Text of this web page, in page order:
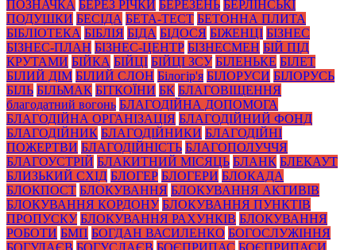
ПОЗНАЧКА БЕРЕЗ РІЧКИ БЕРЕЗЕНЬ БЕРЛІНСЬКІ
ПОДУШКИ БЕСІДА БЕТА-ТЕСТ БЕТОННА ПЛИТА
БІБЛІОТЕКА БІБЛІЯ БІДА БІДОСЯ БІЖЕНЦІ БІЗНЕС
БІЗНЕС-ПЛАН БІЗНЕС-ЦЕНТР БІЗНЕСМЕН БІЙ ПІД
КРУТАМИ БІЙКА БІЙЦІ БІЙЦІ ЗСУ БІЛЕНЬКЕ БІЛЕТ
БІЛИЙ ДІМ БІЛИЙ СЛОН Білогір'я БІЛОРУСИ БІЛОРУСЬ
БІЛЬ БІЛЬМАК БІТКОЇНИ БК БЛАГОВІЩЕННЯ
благодатний вогонь БЛАГОДІЙНА ДОПОМОГА
БЛАГОДІЙНА ОРГАНІЗАЦІЯ БЛАГОДІЙНИЙ ФОНД
БЛАГОДІЙНИК БЛАГОДІЙНИКИ БЛАГОДІЙНІ
ПОЖЕРТВИ БЛАГОДІЙНІСТЬ БЛАГОПОЛУЧЧЯ
БЛАГОУСТРІЙ БЛАКИТНИЙ МІСЯЦЬ БЛАНК БЛЕКАУТ
БЛИЗЬКИЙ СХІД БЛОГЕР БЛОГЕРИ БЛОКАДА
БЛОКПОСТ БЛОКУВАННЯ БЛОКУВАННЯ АКТИВІВ
БЛОКУВАННЯ КОРДОНУ БЛОКУВАННЯ ПУНКТІВ
ПРОПУСКУ БЛОКУВАННЯ РАХУНКІВ БЛОКУВАННЯ
РОБОТИ БМП БОГДАН ВАСИЛЕНКО БОГОСЛУЖІННЯ
БОГУЛАЄВ БОГУСЛАЄВ БОЄПРИПАС БОЄПРИПАСИ